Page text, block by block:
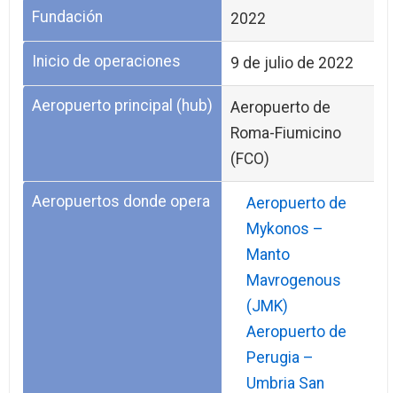
Fundación 2022
Inicio de operaciones 9 de julio de 2022
Aeropuerto principal (hub)
Aeropuerto de
Roma-Fiumicino
(FCO)
Aeropuertos donde opera
Aeropuerto de
Mykonos –
Manto
Mavrogenous
(JMK)
Aeropuerto de
Perugia –
Umbria San